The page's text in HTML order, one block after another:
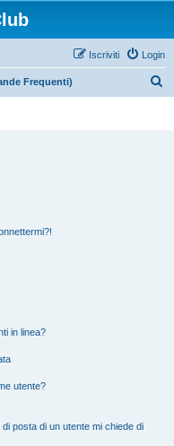
Login
Iscriviti
Frequenti)
in linea?
utente?
posta di un utente mi chiede di